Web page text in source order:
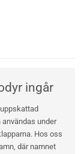
ingår
under
Hos oss
där namnet